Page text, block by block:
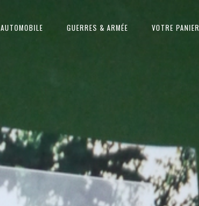
AUTOMOBILE GUERRES & ARMÉE VOTRE PANIER